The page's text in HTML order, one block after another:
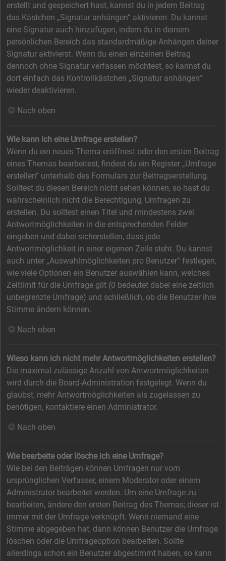
erstellt und gespeichert hast, kannst du in jedem Beitrag
das Kästchen „Signatur anhängen“ aktivieren. Du kannst
eine Signatur auch hinzufügen, indem du in deinem
persönlichen Bereich das standardmäßige Anhängen deiner
Signatur aktivierst. Wenn du einen einzelnen Beitrag
dennoch ohne Signatur verfassen möchtest, so kannst du
dort einfach das Kontrollkästchen „Signatur anhängen“
wieder deaktivieren.
Nach oben
Wie kann ich eine Umfrage erstellen?
Wenn du ein neues Thema eröffnest oder den ersten Beitrag
eines Themas bearbeitest, findest du ein Register „Umfrage
erstellen“ unterhalb des Formulars zur Beitragserstellung.
Solltest du diesen Bereich nicht sehen können, so hast du
wahrscheinlich nicht die Berechtigung, Umfragen zu
erstellen. Du solltest einen Titel und mindestens zwei
Antwortmöglichkeiten in die entsprechenden Felder
eingeben und dabei sicherstellen, dass jede
Antwortmöglichkeit in einer eigenen Zeile steht. Du kannst
auch unter „Auswahlmöglichkeiten pro Benutzer“ festlegen,
wie viele Optionen ein Benutzer auswählen kann, welches
Zeitlimit für die Umfrage gilt (0 bedeutet dabei eine zeitlich
unbegrenzte Umfrage) und schließlich, ob die Benutzer ihre
Stimme ändern können.
Nach oben
Wieso kann ich nicht mehr Antwortmöglichkeiten erstellen?
Die maximal zulässige Anzahl von Antwortmöglichkeiten
wird durch die Board-Administration festgelegt. Wenn du
glaubst, mehr Antwortmöglichkeiten als zugelassen zu
benötigen, kontaktiere einen Administrator.
Nach oben
Wie bearbeite oder lösche ich eine Umfrage?
Wie bei den Beiträgen können Umfragen nur vom
ursprünglichen Verfasser, einem Moderator oder einem
Administrator bearbeitet werden. Um eine Umfrage zu
bearbeiten, ändere den ersten Beitrag des Themas; dieser ist
immer mit der Umfrage verknüpft. Wenn niemand eine
Stimme abgegeben hat, dann können Benutzer die Umfrage
löschen oder die Umfrageoption bearbeiten. Sollte
allerdings schon ein Benutzer abgestimmt haben, so kann